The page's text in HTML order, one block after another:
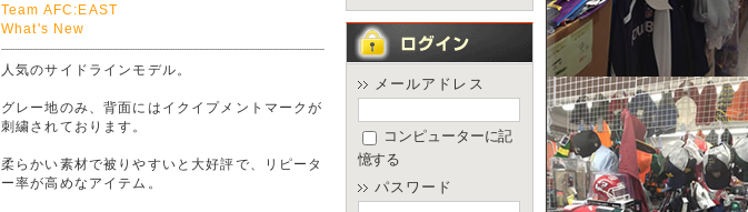
Team AFC:EAST
What's New
人気のサイドラインモデル。
グレー地のみ、背面にはイクイプメントマークが
刺繍されております。
柔らかい素材で被りやすいと大好評で、リピータ
ー率が高めなアイテム。
メールアドレス
コンピューターに記
憶する
パスワード